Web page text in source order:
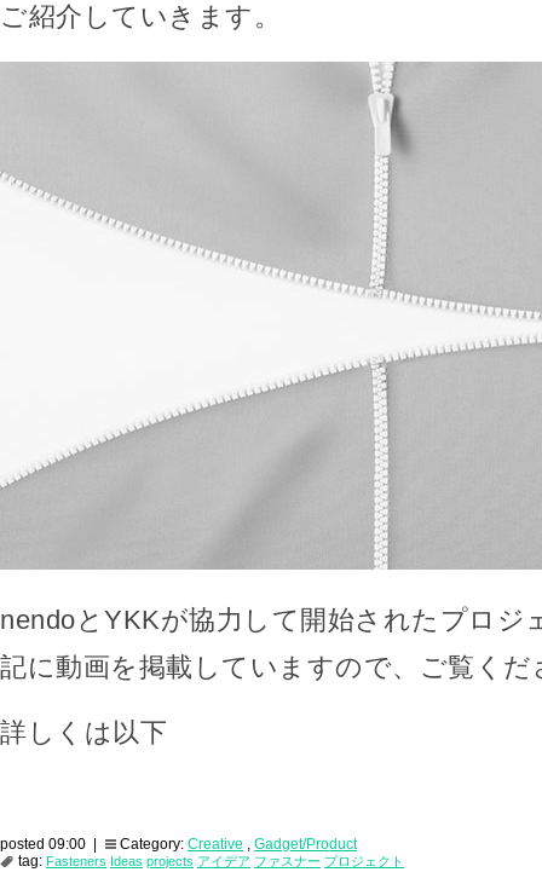
ご紹介していきます。
nendoとYKKが協力して開始されたプロジ
記に動画を掲載していますので、ご覧くだ
詳しくは以下
posted 09:00 | Category: Creative , Gadget/Product
tag: Fasteners Ideas projects アイデア ファスナー プロジェクト